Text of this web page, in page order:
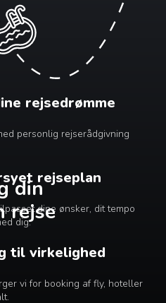
din
rejse
rejsedrømme
personlig rejserådgivning
rejseplan
dine ønsker, dit tempo
dig.
til virkelighed
vi for booking af fly, hoteller